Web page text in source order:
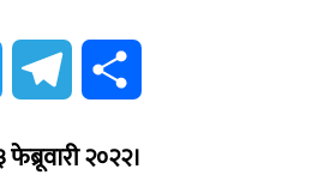
Twitter Telegram
२०२२।